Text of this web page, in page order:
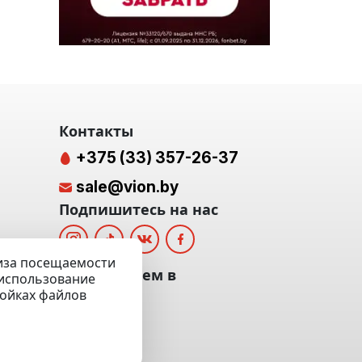
посещаемости
файлов
Контакты
+375 (33) 357-26-37
sale@vion.by
Подпишитесь на нас
Мы отвечаем в